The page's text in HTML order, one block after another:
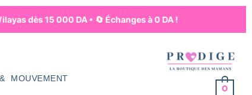
dès 15 000 DA • 🔄 Échanges à 0 DA !
MOUVEMENT
0